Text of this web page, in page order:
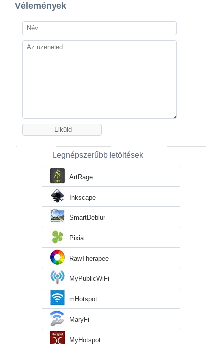
Vélemények
Legnépszerűbb letöltések
ArtRage
Inkscape
SmartDeblur
Pixia
RawTherapee
MyPublicWiFi
mHotspot
MaryFi
MyHotspot